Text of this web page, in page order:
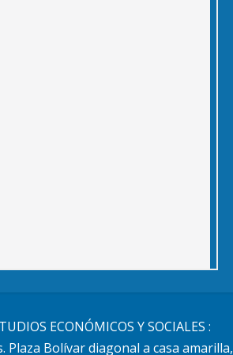
ECONÓMICOS Y SOCIALES :
Plaza Bolívar diagonal a casa amarilla,